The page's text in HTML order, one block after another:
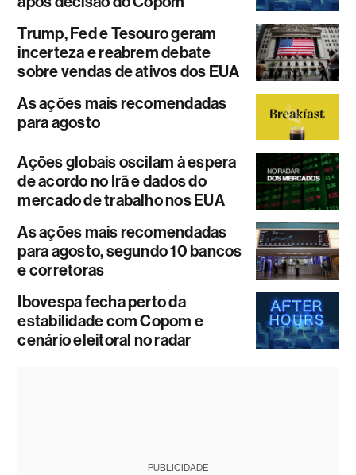
Trump, Fed e Tesouro geram
incerteza e reabrem debate
sobre vendas de ativos dos EUA
As ações mais recomendadas
para agosto
Ações globais oscilam à espera
de acordo no Irã e dados do
mercado de trabalho nos EUA
As ações mais recomendadas
para agosto, segundo 10 bancos
e corretoras
Ibovespa fecha perto da
estabilidade com Copom e
cenário eleitoral no radar
PUBLICIDADE